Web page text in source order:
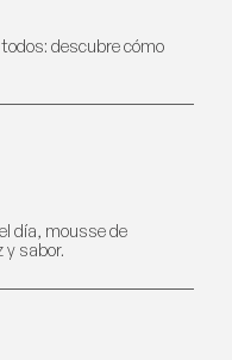
descubre cómo
día, mousse de
y sabor.